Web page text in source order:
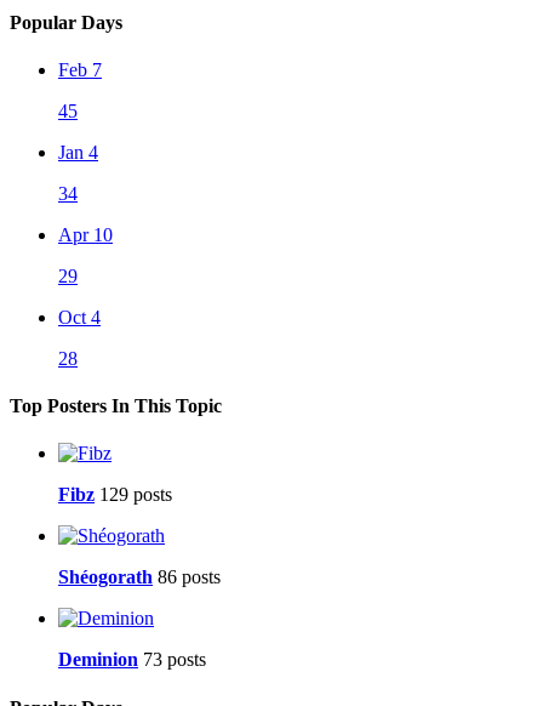
Popular Days
Feb 7
45
Jan 4
34
Apr 10
29
Oct 4
28
Top Posters In This Topic
Fibz 129 posts
Shéogorath 86 posts
Deminion 73 posts